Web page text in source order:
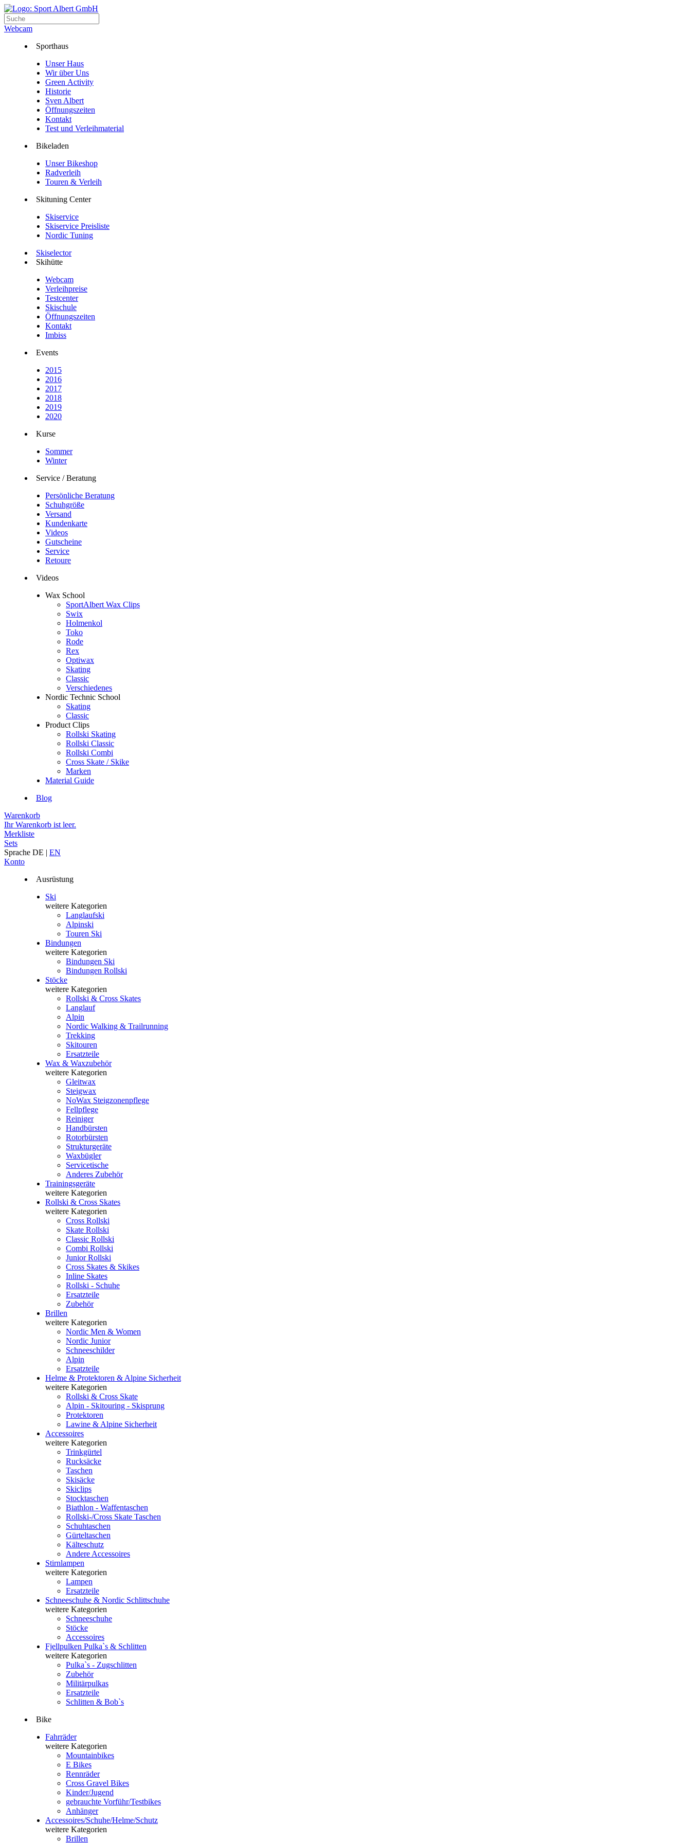
Webcam
Sporthaus
Unser Haus
Wir über Uns
Green Activity
Historie
Sven Albert
Öffnungszeiten
Kontakt
Test und Verleihmaterial
Bikeladen
Unser Bikeshop
Radverleih
Touren & Verleih
Skituning Center
Skiservice
Skiservice Preisliste
Nordic Tuning
Skiselector
Skihütte
Webcam
Verleihpreise
Testcenter
Skischule
Öffnungszeiten
Kontakt
Imbiss
Events
2015
2016
2017
2018
2019
2020
Kurse
Sommer
Winter
Service / Beratung
Persönliche Beratung
Schuhgröße
Versand
Kundenkarte
Videos
Gutscheine
Service
Retoure
Videos
Wax School
SportAlbert Wax Clips
Swix
Holmenkol
Toko
Rode
Rex
Optiwax
Skating
Classic
Verschiedenes
Nordic Technic School
Skating
Classic
Product Clips
Rollski Skating
Rollski Classic
Rollski Combi
Cross Skate / Skike
Marken
Material Guide
Blog
Warenkorb
Ihr Warenkorb ist leer.
Merkliste
Sets
Sprache DE | EN
Konto
Ausrüstung
Ski
weitere Kategorien
Langlaufski
Alpinski
Touren Ski
Bindungen
weitere Kategorien
Bindungen Ski
Bindungen Rollski
Stöcke
weitere Kategorien
Rollski & Cross Skates
Langlauf
Alpin
Nordic Walking & Trailrunning
Trekking
Skitouren
Ersatzteile
Wax & Waxzubehör
weitere Kategorien
Gleitwax
Steigwax
NoWax Steigzonenpflege
Fellpflege
Reiniger
Handbürsten
Rotorbürsten
Strukturgeräte
Waxbügler
Servicetische
Anderes Zubehör
Trainingsgeräte
weitere Kategorien
Rollski & Cross Skates
weitere Kategorien
Cross Rollski
Skate Rollski
Classic Rollski
Combi Rollski
Junior Rollski
Cross Skates & Skikes
Inline Skates
Rollski - Schuhe
Ersatzteile
Zubehör
Brillen
weitere Kategorien
Nordic Men & Women
Nordic Junior
Schneeschilder
Alpin
Ersatzteile
Helme & Protektoren & Alpine Sicherheit
weitere Kategorien
Rollski & Cross Skate
Alpin - Skitouring - Skisprung
Protektoren
Lawine & Alpine Sicherheit
Accessoires
weitere Kategorien
Trinkgürtel
Rucksäcke
Taschen
Skisäcke
Skiclips
Stocktaschen
Biathlon - Waffentaschen
Rollski-/Cross Skate Taschen
Schuhtaschen
Gürteltaschen
Kälteschutz
Andere Accessoires
Stirnlampen
weitere Kategorien
Lampen
Ersatzteile
Schneeschuhe & Nordic Schlittschuhe
weitere Kategorien
Schneeschuhe
Stöcke
Accessoires
Fjellpulken Pulka`s & Schlitten
weitere Kategorien
Pulka`s - Zugschlitten
Zubehör
Militärpulkas
Ersatzteile
Schlitten & Bob`s
Bike
Fahrräder
weitere Kategorien
Mountainbikes
E Bikes
Rennräder
Cross Gravel Bikes
Kinder/Jugend
gebrauchte Vorführ/Testbikes
Anhänger
Accessoires/Schuhe/Helme/Schutz
weitere Kategorien
Brillen